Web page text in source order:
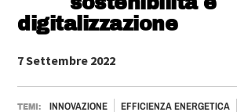
digitalizzazione
7 Settembre 2022
TEMI: INNOVAZIONE
EFFICIENZA ENERGETICA